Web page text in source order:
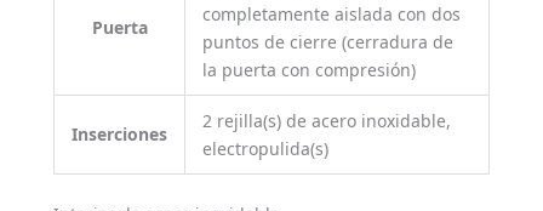
Puerta
completamente aislada con dos
puntos de cierre (cerradura de
la puerta con compresión)
Inserciones
2 rejilla(s) de acero inoxidable,
electropulida(s)